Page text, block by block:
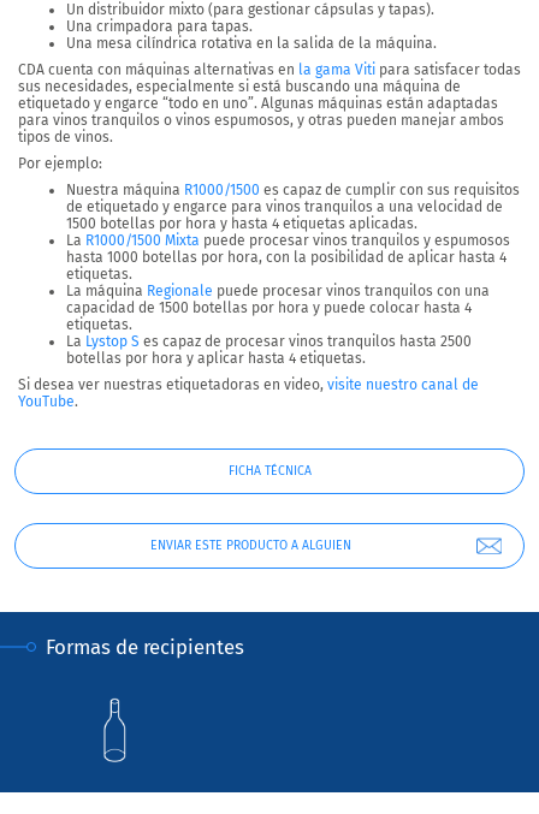
Un distribuidor mixto (para gestionar cápsulas y tapas).
Una crimpadora para tapas.
Una mesa cilíndrica rotativa en la salida de la máquina.
CDA cuenta con máquinas alternativas en la gama Viti para satisfacer todas
sus necesidades, especialmente si está buscando una máquina de
etiquetado y engarce “todo en uno”. Algunas máquinas están adaptadas
para vinos tranquilos o vinos espumosos, y otras pueden manejar ambos
tipos de vinos.
Por ejemplo:
Nuestra máquina R1000/1500 es capaz de cumplir con sus requisitos
de etiquetado y engarce para vinos tranquilos a una velocidad de
1500 botellas por hora y hasta 4 etiquetas aplicadas.
La R1000/1500 Mixta puede procesar vinos tranquilos y espumosos
hasta 1000 botellas por hora, con la posibilidad de aplicar hasta 4
etiquetas.
La máquina Regionale puede procesar vinos tranquilos con una
capacidad de 1500 botellas por hora y puede colocar hasta 4
etiquetas.
La Lystop S es capaz de procesar vinos tranquilos hasta 2500
botellas por hora y aplicar hasta 4 etiquetas.
Si desea ver nuestras etiquetadoras en video, visite nuestro canal de
YouTube.
ENVIAR ESTE PRODUCTO A ALGUIEN
FICHA TÉCNICA
Formas de recipientes